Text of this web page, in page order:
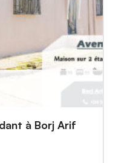
à Borj Arif